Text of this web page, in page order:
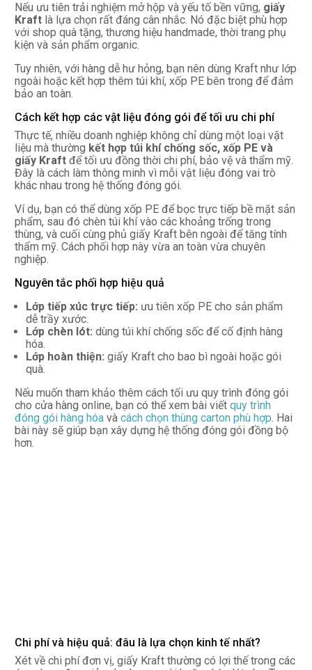
Nếu ưu tiên trải nghiệm mở hộp và yếu tố bền vững, giấy
Kraft là lựa chọn rất đáng cân nhắc. Nó đặc biệt phù hợp
với shop quà tặng, thương hiệu handmade, thời trang phụ
kiện và sản phẩm organic.
Tuy nhiên, với hàng dễ hư hỏng, bạn nên dùng Kraft như lớp
ngoài hoặc kết hợp thêm túi khí, xốp PE bên trong để đảm
bảo an toàn.
Cách kết hợp các vật liệu đóng gói để tối ưu chi phí
Thực tế, nhiều doanh nghiệp không chỉ dùng một loại vật
liệu mà thường kết hợp túi khí chống sốc, xốp PE và
giấy Kraft để tối ưu đồng thời chi phí, bảo vệ và thẩm mỹ.
Đây là cách làm thông minh vì mỗi vật liệu đóng vai trò
khác nhau trong hệ thống đóng gói.
Ví dụ, bạn có thể dùng xốp PE để bọc trực tiếp bề mặt sản
phẩm, sau đó chèn túi khí vào các khoảng trống trong
thùng, và cuối cùng phủ giấy Kraft bên ngoài để tăng tính
thẩm mỹ. Cách phối hợp này vừa an toàn vừa chuyên
nghiệp.
Nguyên tắc phối hợp hiệu quả
Lớp tiếp xúc trực tiếp: ưu tiên xốp PE cho sản phẩm
dễ trầy xước.
Lớp chèn lót: dùng túi khí chống sốc để cố định hàng
hóa.
Lớp hoàn thiện: giấy Kraft cho bao bì ngoài hoặc gói
quà.
Nếu muốn tham khảo thêm cách tối ưu quy trình đóng gói
cho cửa hàng online, bạn có thể xem bài viếtquy trình
đóng gói hàng hóa vàcách chọn thùng carton phù hợp. Hai
bài này sẽ giúp bạn xây dựng hệ thống đóng gói đồng bộ
hơn.
Chi phí và hiệu quả: đâu là lựa chọn kinh tế nhất?
Xét về chi phí đơn vị, giấy Kraft thường có lợi thế trong các